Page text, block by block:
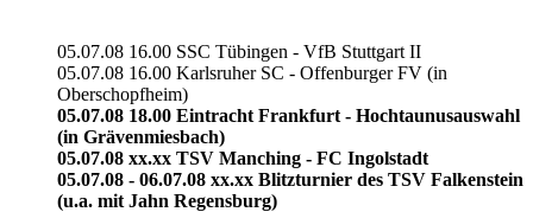
05.07.08 16.00 SSC Tübingen - VfB Stuttgart II
05.07.08 16.00 Karlsruher SC - Offenburger FV (in
Oberschopfheim)
05.07.08 18.00 Eintracht Frankfurt - Hochtaunusauswahl
(in Grävenmiesbach)
05.07.08 xx.xx TSV Manching - FC Ingolstadt
05.07.08 - 06.07.08 xx.xx Blitzturnier des TSV Falkenstein
(u.a. mit Jahn Regensburg)